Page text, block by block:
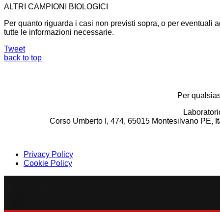
ALTRI CAMPIONI BIOLOGICI
Per quanto riguarda i casi non previsti sopra, o per
tutte le informazioni necessarie.
Tweet
back to top
Per
Corso Umberto I, 474, 65015 Montesilvano
Privacy Policy
Cookie Policy